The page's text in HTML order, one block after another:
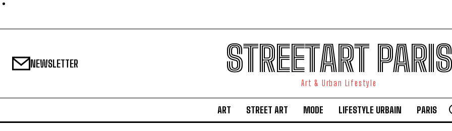
NEWSLETTER STREETART PARIS
Art & Urban Lifestyle
ART STREET ART MODE LIFESTYLE URBAIN PARIS